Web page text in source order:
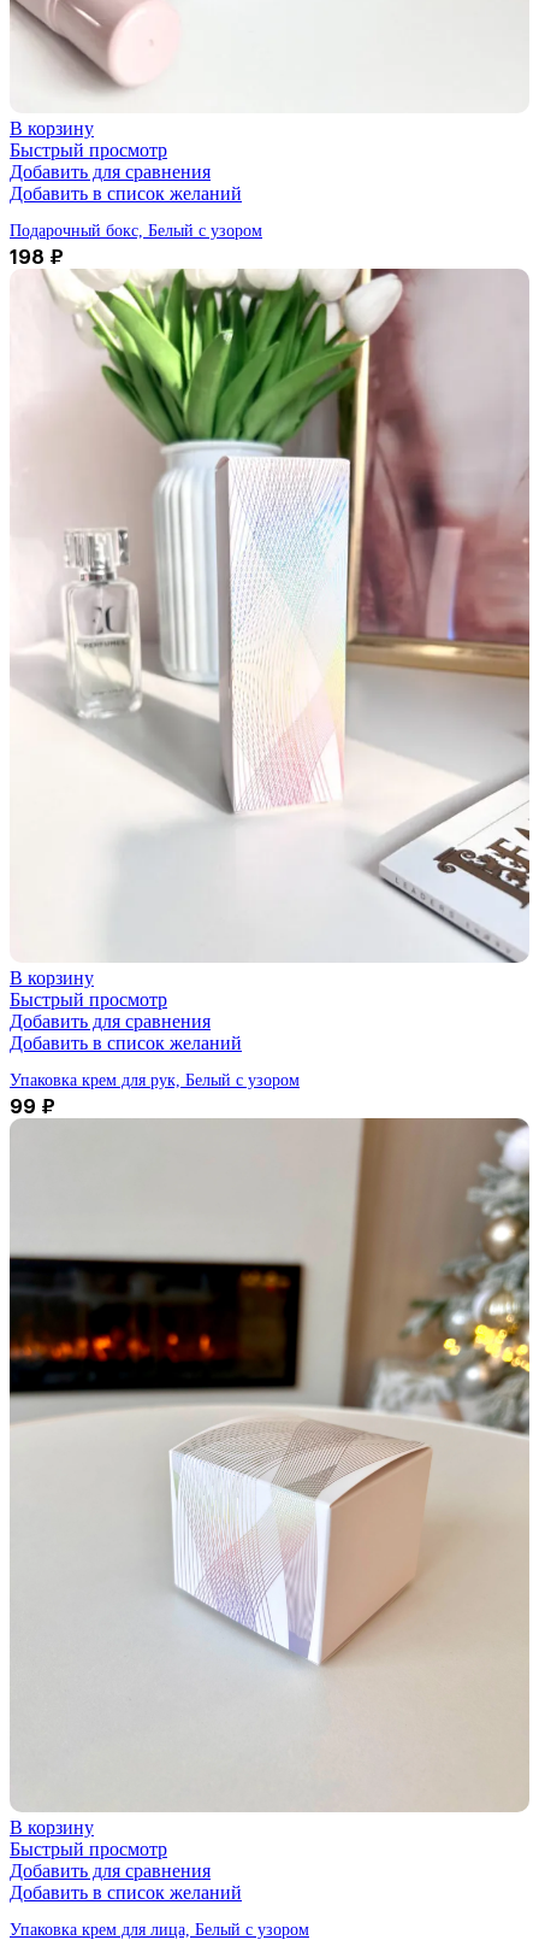
В корзину
Быстрый просмотр
Добавить для сравнения
Добавить в список желаний
Подарочный бокс, Белый с узором
198 ₽
В корзину
Быстрый просмотр
Добавить для сравнения
Добавить в список желаний
Упаковка крем для рук, Белый с узором
99 ₽
В корзину
Быстрый просмотр
Добавить для сравнения
Добавить в список желаний
Упаковка крем для лица, Белый с узором